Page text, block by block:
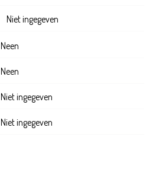
Niet ingegeven
Neen
Neen
Niet ingegeven
Niet ingegeven